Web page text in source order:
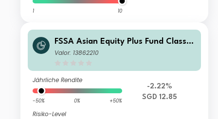
1 10
FSSA Asian Equity Plus Fund Class II
I (Accumulation) SGD
Valor: 13862210
Jährliche Rendite
-50% 0% +50%
Risiko-Level
-2.22%
SGD 12.85